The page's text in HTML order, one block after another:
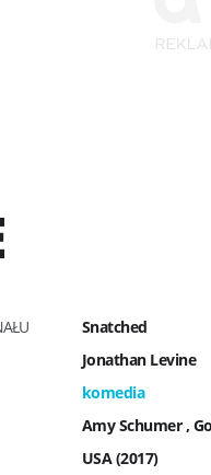
Snatched
Jonathan Levine
komedia
Amy Schumer ,
USA (2017)